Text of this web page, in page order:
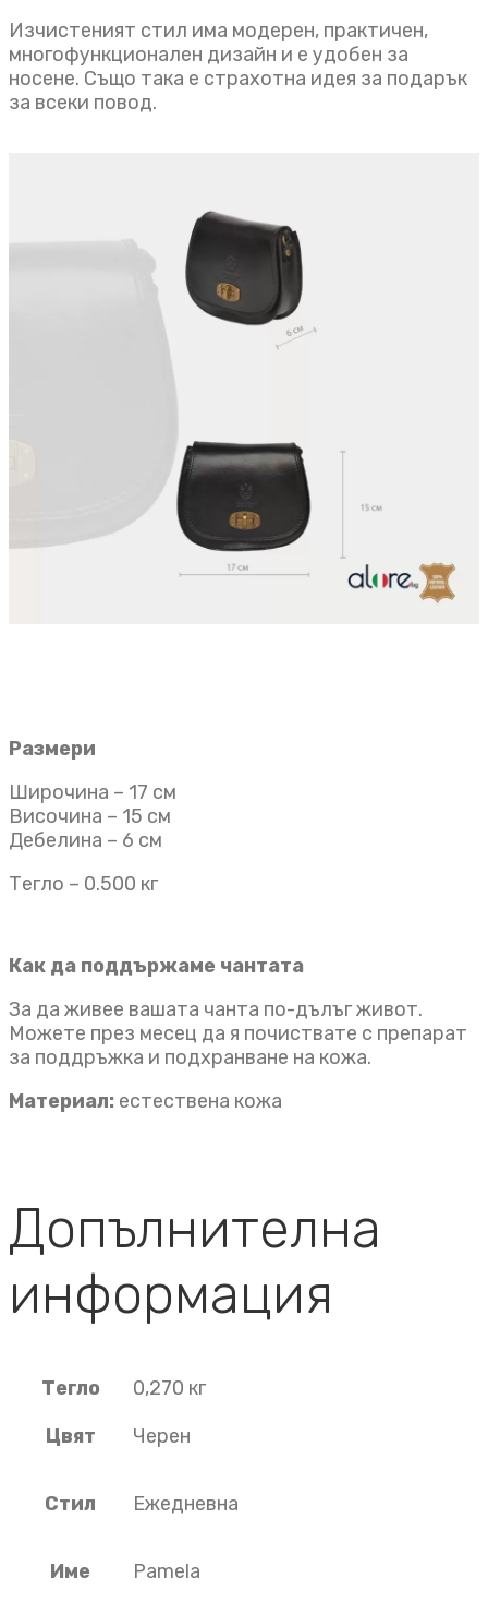
Изчистеният стил има модерен, практичен,
многофункционален дизайн и е удобен за
носене. Също така е страхотна идея за подарък
за всеки повод.
Размери
Широчина – 17 см
Височина – 15 см
Дебелина – 6 см
Тегло – 0.500 кг
Как да поддържаме чантата
За да живее вашата чанта по-дълъг живот.
Можете през месец да я почиствате с препарат
за поддръжка и подхранване на кожа.
Материал: естествена кожа
Допълнителна
информация
Тегло
0,270 кг
Цвят
Черен
Стил Ежедневна
Име Pamela